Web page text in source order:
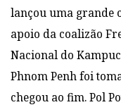
lançou uma grande
apoio da coalizão
Nacional do
Phnom Penh foi
chegou ao fim. Pol